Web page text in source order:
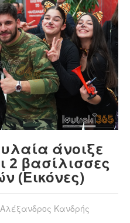
άνοιξε
2 βασίλισσες
(Εικόνες)
Αλέξανδρος Κανδρής